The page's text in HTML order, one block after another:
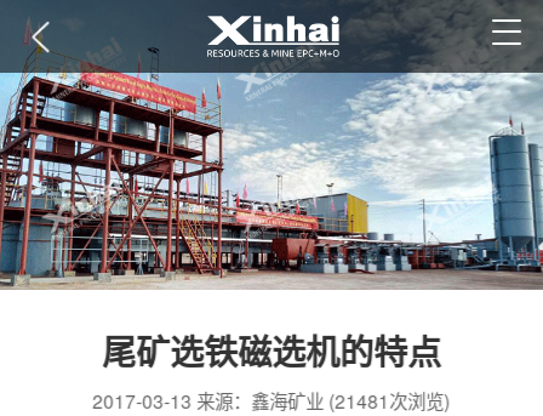
尾矿选铁磁选机的特点
2017-03-13 来源：鑫海矿业 (21481次浏览)